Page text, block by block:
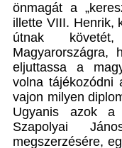
önmagát a
illette VIII. Henrik,
útnak
Magyarországra,
eljuttassa a
volna tájékozódni
vajon milyen
Ugyanis azok a
Szapolyai
megszerzésére,